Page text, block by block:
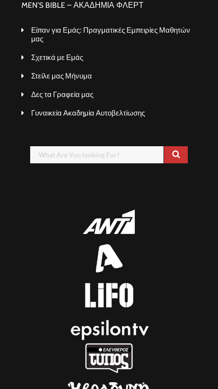
MEN’S BIBLE – ΑΚΑΔΗΜΙΑ ΦΛΕΡΤ
Είπαν για Εμάς: Πραγματικές Εμπειρίες Μαθητών
μας
Σχετικά με Εμάς
Στείλε μας Μήνυμα
Δες τα Γραφεία μας
Γυναικεία Ακαδημία Αυτοβελτίωσης